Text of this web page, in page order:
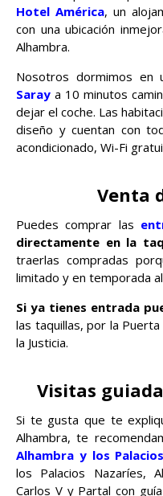
Hotel América, un
con una ubicación
Alhambra.
Nosotros dormimos en
Saray a 10 minutos
dejar el coche. Las
diseño y cuentan con
acondicionado, Wi-Fi
Venta
Puedes comprar las
directamente en la
traerlas compradas
limitado y en temporada
Si ya tienes entrada
las taquillas, por la
la Justicia.
Visitas
Si te gusta que te
Alhambra, te
Alhambra y los
los Palacios Nazaríes,
Carlos V y Partal con